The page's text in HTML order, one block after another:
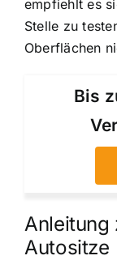
empfiehlt es
Stelle zu
Oberflächen
Bis
Anleitung
Autositze